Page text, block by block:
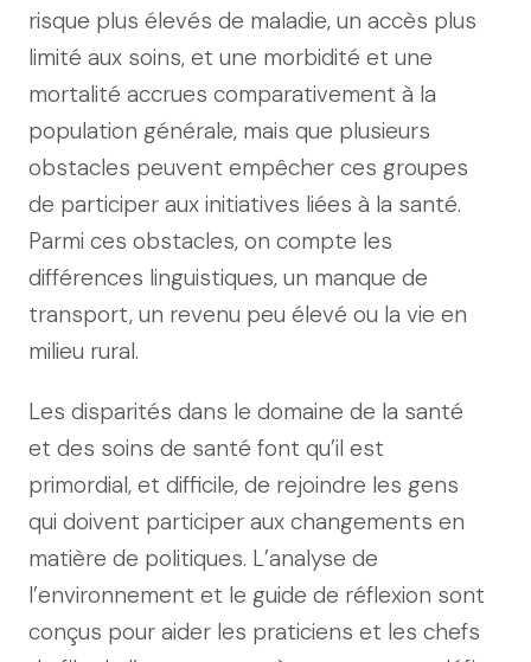
risque plus élevés de maladie, un accès plus
limité aux soins, et une morbidité et une
mortalité accrues comparativement à la
population générale, mais que plusieurs
obstacles peuvent empêcher ces groupes
de participer aux initiatives liées à la santé.
Parmi ces obstacles, on compte les
différences linguistiques, un manque de
transport, un revenu peu élevé ou la vie en
milieu rural.
Les disparités dans le domaine de la santé
et des soins de santé font qu’il est
primordial, et difficile, de rejoindre les gens
qui doivent participer aux changements en
matière de politiques. L’analyse de
l’environnement et le guide de réflexion sont
conçus pour aider les praticiens et les chefs